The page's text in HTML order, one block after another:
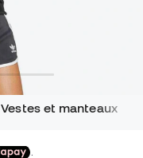
Vestes et manteaux -